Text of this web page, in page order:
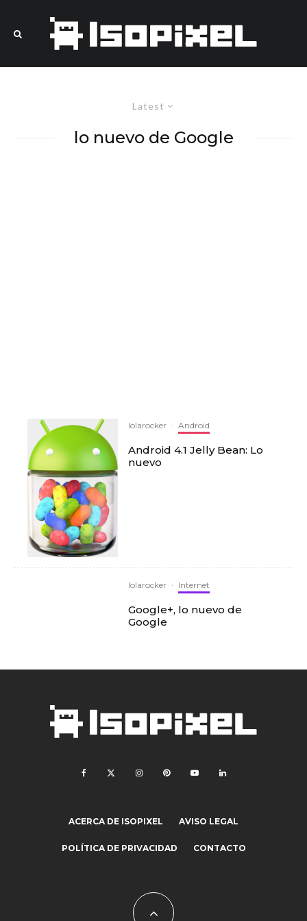
Latest
lo nuevo de Google
lolarocker · Android
Android 4.1 Jelly Bean: Lo
nuevo
lolarocker · Internet
Google+, lo nuevo de
Google
ACERCA DE ISOPIXEL AVISO LEGAL
POLÍTICA DE PRIVACIDAD CONTACTO